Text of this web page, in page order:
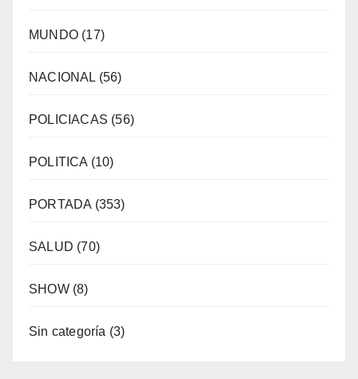
MUNDO (17)
NACIONAL (56)
POLICIACAS (56)
POLITICA (10)
PORTADA (353)
SALUD (70)
SHOW(8)
Sin categoría (3)